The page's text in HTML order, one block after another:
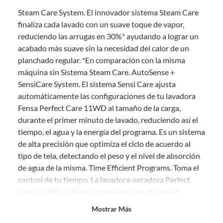
comprado por internet y que hay ciertas categorías que no tienen este
derecho:
Productos que, por su naturaleza, no puedan ser devueltos,
puedan deteriorarse o caducar con rapidez.
Confeccionados a la medida.
De uso personal.
En sodimac.cl te damos30 días desde que recibes el producto
estar en perfecto estado, con todas sus etiquetas y sin uso, tal como te lo
entregamos.
Productos digitales que se entregan a través de una descarga
electrónica, por ejemplo, cupones de experiencia o programas
para el computador.
Productos a pedido o confeccionados a medida.
Productos que han sido informados como imperfectos, usados,
reparados, abiertos, de segunda selección, remanufacturados o
con alguna deficiencia, que sean comprados en esa condición a
Steam Care System. El innovador sistema Steam Care
finaliza cada lavado con un suave toque de vapor,
reduciendo las arrugas en 30%* ayudando a lograr un
acabado más suave sin la necesidad del calor de un
planchado regular. *En comparación con la misma
máquina sin Sistema Steam Care. AutoSense +
SensiCare System. El sistema Sensi Care ajusta
automáticamente las configuraciones de tu lavadora
Fensa Perfect Care 11WD al tamaño de la carga,
durante el primer minuto de lavado, reduciendo así el
tiempo, el agua y la energía del programa. Es un sistema
de alta precisión que optimiza el ciclo de acuerdo al
tipo de tela, detectando el peso y el nivel de absorción
de agua de la misma. Time Efficient Programs. Toma el
control de tu tiempo. La lavadora-secadora Perfect
Care 11 WD de Fensa incluye un ciclo de lavado
Mostrar Más